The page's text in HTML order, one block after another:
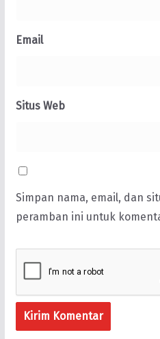
Email
Situs Web
Simpan nama, email, dan
peramban ini untuk